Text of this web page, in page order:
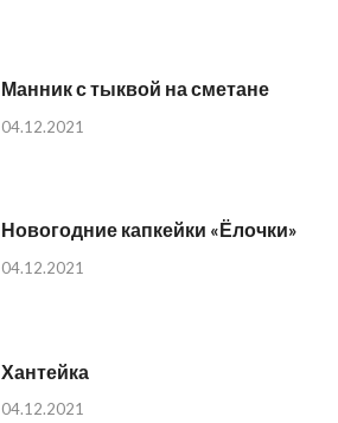
Манник с тыквой на сметане
04.12.2021
Новогодние капкейки «Ёлочки»
04.12.2021
Хантейка
04.12.2021